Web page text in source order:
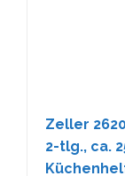
Zeller
2-tlg., ca.